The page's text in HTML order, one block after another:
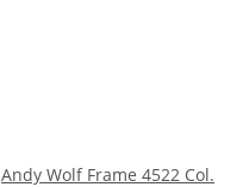
Andy Wolf Frame 4522 Col.